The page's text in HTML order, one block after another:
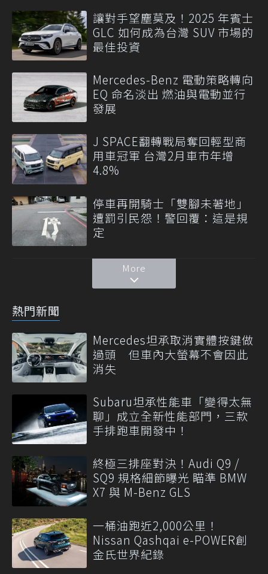
讓對手望塵莫及！2025 年賓士
GLC 如何成為台灣 SUV 市場的
最佳投資
Mercedes-Benz 電動策略轉向
EQ 命名淡出 燃油與電動並行
發展
J SPACE翻轉戰局奪回輕型商
用車冠軍 台灣2月車市年增
4.8%
停車再開騎士「雙腳未著地」
遭罰引民怨！警回覆：這是規
定
More
熱門新聞
Mercedes坦承取消實體按鍵做
過頭 但車內大螢幕不會因此
消失
Subaru坦承性能車「變得太無
聊」成立全新性能部門，三款
手排跑車開發中！
終極三排座對決！Audi Q9 /
SQ9 規格細節曝光 瞄準 BMW
X7 與 M-Benz GLS
一桶油跑近2,000公里！
Nissan Qashqai e-POWER創
金氏世界紀錄